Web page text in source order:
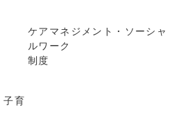
ケアマネジメント・ソーシャ
ルワーク
制度
育